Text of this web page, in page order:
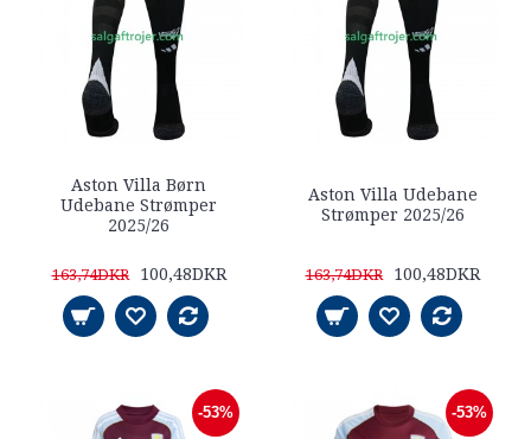
Aston Villa Børn
Udebane Strømper
2025/26
163,74DKR 100,48DKR
Aston Villa Udebane
Strømper 2025/26
163,74DKR 100,48DKR
-53% -53%